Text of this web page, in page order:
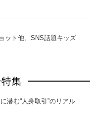
ット他、SNS話題キッズ
集
潜む“人身取引”のリアル